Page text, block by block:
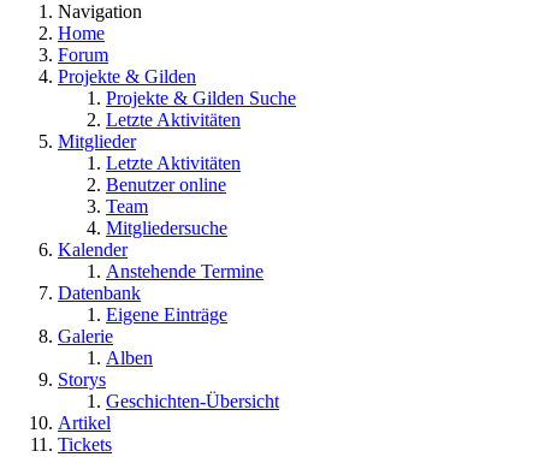
Navigation
Home
Forum
Projekte & Gilden
Projekte & Gilden Suche
Letzte Aktivitäten
Mitglieder
Letzte Aktivitäten
Benutzer online
Team
Mitgliedersuche
Kalender
Anstehende Termine
Datenbank
Eigene Einträge
Galerie
Alben
Storys
Geschichten-Übersicht
Artikel
Tickets